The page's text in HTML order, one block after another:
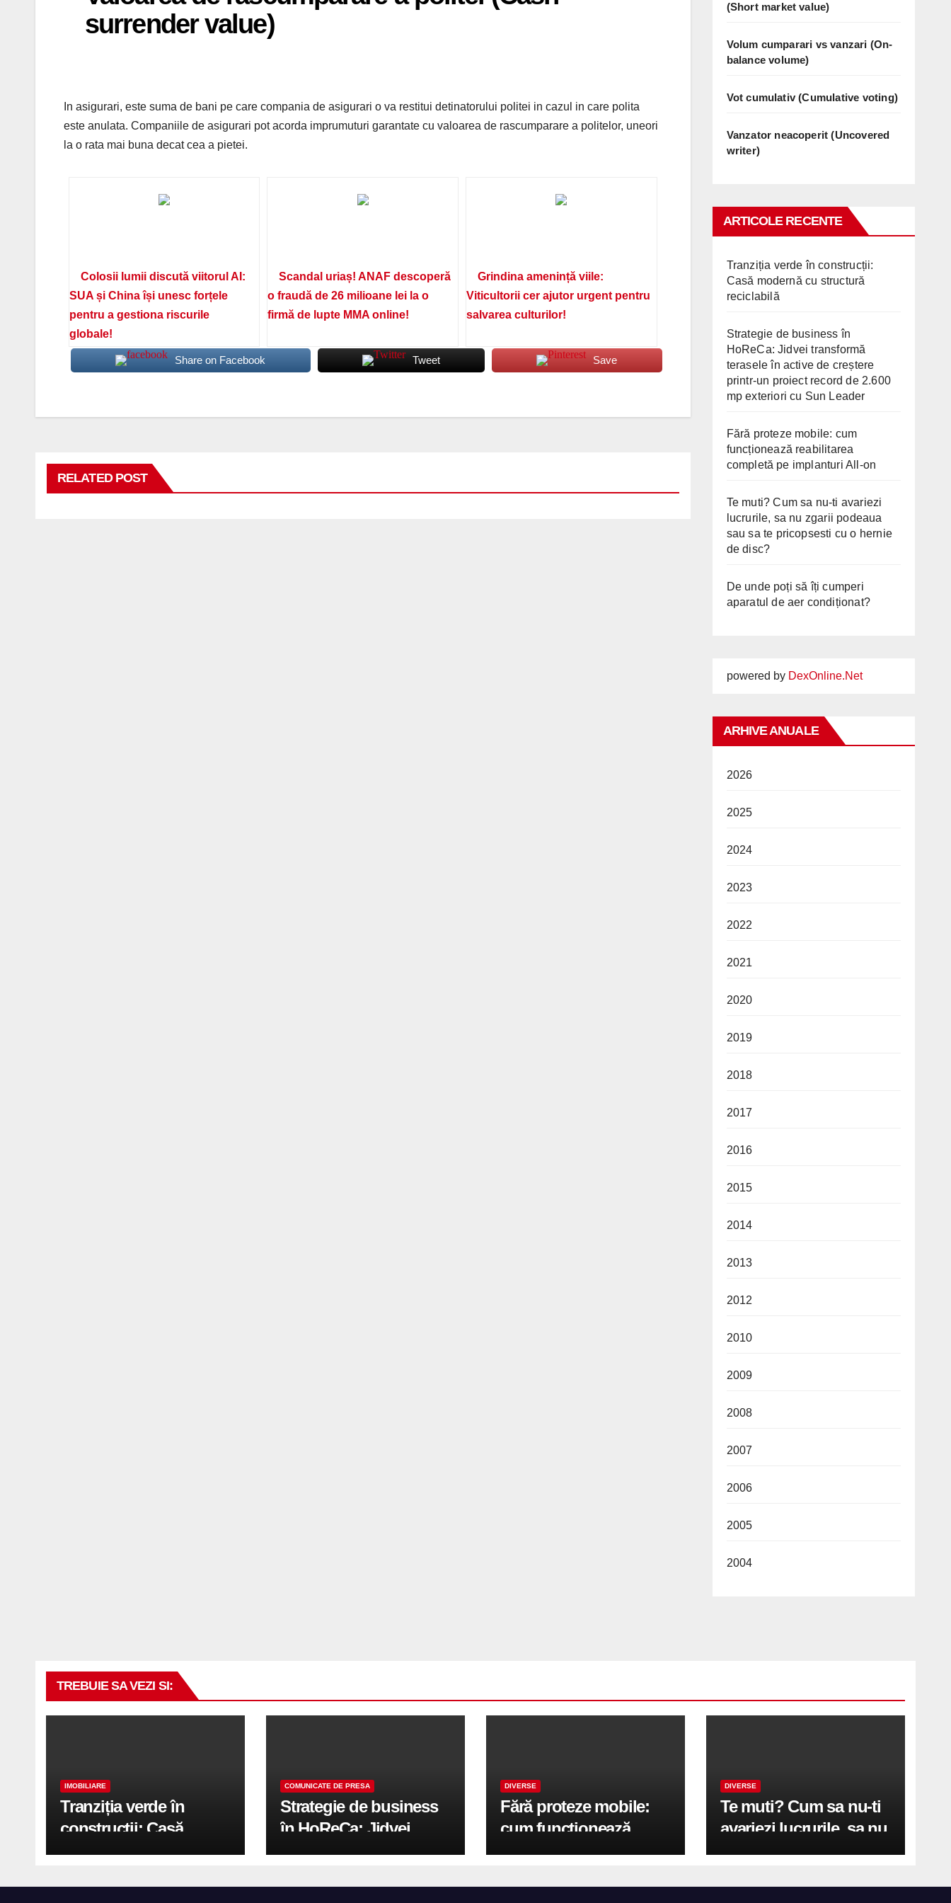
surrender value)
In asigurari, este suma de bani pe care compania de asigurari o va restitui detinatorului politei in cazul in care polita
este anulata. Companiile de asigurari pot acorda imprumuturi garantate cu valoarea de rascumparare a politelor, uneori
la o rata mai buna decat cea a pietei.
Colosii lumii discută viitorul AI:
SUA și China își unesc forțele
pentru a gestiona riscurile
globale!
Scandal uriaș! ANAF descoperă
o fraudă de 26 milioane lei la o
firmă de lupte MMA online!
Grindina amenință viile:
Viticultorii cer ajutor urgent pentru
salvarea culturilor!
Share on Facebook Tweet Save
RELATED POST
(Short market value)
Volum cumparari vs vanzari (On-
balance volume)
Vot cumulativ (Cumulative voting)
Vanzator neacoperit (Uncovered
writer)
ARTICOLE RECENTE
Tranziția verde în construcții:
Casă modernă cu structură
reciclabilă
Strategie de business în
HoReCa: Jidvei transformă
terasele în active de creștere
printr-un proiect record de 2.600
mp exteriori cu Sun Leader
Fără proteze mobile: cum
funcționează reabilitarea
completă pe implanturi All-on
Te muti? Cum sa nu-ti avariezi
lucrurile, sa nu zgarii podeaua
sau sa te pricopsesti cu o hernie
de disc?
De unde poți să îți cumperi
aparatul de aer condiționat?
powered by DexOnline.Net
ARHIVE ANUALE
2026
2025
2024
2023
2022
2021
2020
2019
2018
2017
2016
2015
2014
2013
2012
2010
2009
2008
2007
2006
2005
2004
TREBUIE SA VEZI SI:
IMOBILIARE
Tranziția verde în
construcții: Casă
modernă cu structură
COMUNICATE DE PRESA
Strategie de business
în HoReCa: Jidvei
transformă terasele în
DIVERSE
Fără proteze mobile:
cum funcționează
reabilitarea completă
DIVERSE
Te muti? Cum sa nu-ti
avariezi lucrurile, sa nu
zgarii podeaua sau sa